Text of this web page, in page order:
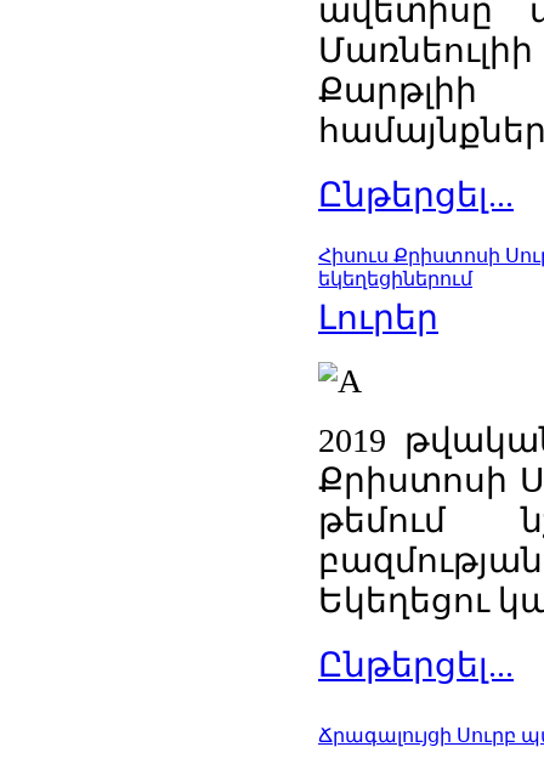
ավետիսը
Ընթերցել...
Հիսուս Քրիստոսի
եկեղեցիներում
Լուրեր
2019
Քրիստոսի
թեմում
Եկեղեցու
Ընթերցել...
Ճրագալույցի Սուրբ